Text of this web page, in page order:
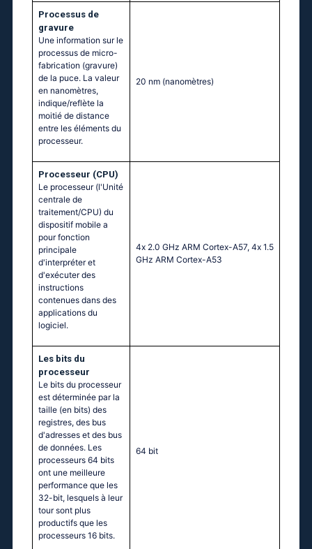
Processus de
gravure
Une information sur le
processus de micro-
fabrication (gravure)
de la puce. La valeur
en nanomètres,
indique/reflète la
moitié de distance
entre les éléments du
processeur.
20 nm (nanomètres)
Processeur (CPU)
Le processeur (l'Unité
centrale de
traitement/CPU) du
dispositif mobile a
pour fonction
principale
d'interpréter et
d'exécuter des
instructions
contenues dans des
applications du
logiciel.
4х 2.0 GНz АRМ Соrtех-А57, 4х 1.5
GНz АRМ Соrtех-А53
Les bits du
processeur
Le bits du processeur
est déterminée par la
taille (en bits) des
registres, des bus
d'adresses et des bus
de données. Les
processeurs 64 bits
ont une meilleure
performance que les
32-bit, lesquels à leur
tour sont plus
productifs que les
processeurs 16 bits.
64 bit